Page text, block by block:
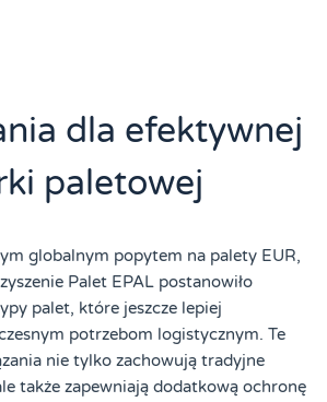
dla efektywnej
paletowej
globalnym popytem na palety EUR,
Palet EPAL postanowiło
palet, które jeszcze lepiej
potrzebom logistycznym. Te
nie tylko zachowują tradyjne
także zapewniają dodatkową ochronę